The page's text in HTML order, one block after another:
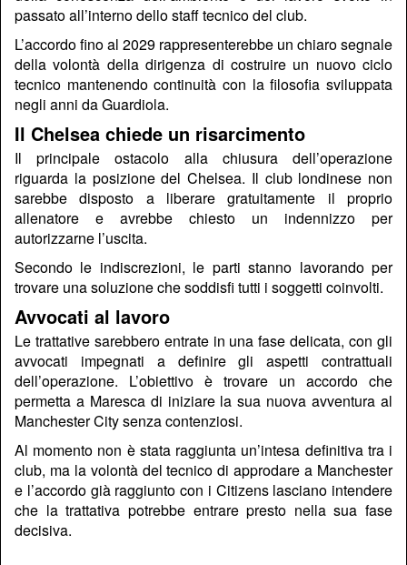
passato all’interno dello staff tecnico del club.
L’accordo fino al 2029 rappresenterebbe un chiaro segnale
della volontà della dirigenza di costruire un nuovo ciclo
tecnico mantenendo continuità con la filosofia sviluppata
negli anni da Guardiola.
Il Chelsea chiede un risarcimento
Il principale ostacolo alla chiusura dell’operazione
riguarda la posizione del Chelsea. Il club londinese non
sarebbe disposto a liberare gratuitamente il proprio
allenatore e avrebbe chiesto un indennizzo per
autorizzarne l’uscita.
Secondo le indiscrezioni, le parti stanno lavorando per
trovare una soluzione che soddisfi tutti i soggetti coinvolti.
Avvocati al lavoro
Le trattative sarebbero entrate in una fase delicata, con gli
avvocati impegnati a definire gli aspetti contrattuali
dell’operazione. L’obiettivo è trovare un accordo che
permetta a Maresca di iniziare la sua nuova avventura al
Manchester City senza contenziosi.
Al momento non è stata raggiunta un’intesa definitiva tra i
club, ma la volontà del tecnico di approdare a Manchester
e l’accordo già raggiunto con i Citizens lasciano intendere
che la trattativa potrebbe entrare presto nella sua fase
decisiva.